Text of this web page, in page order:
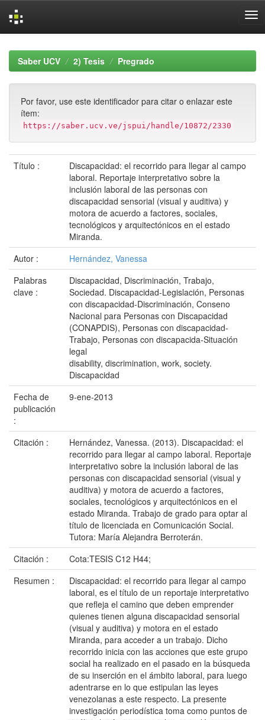
navigationSaber UCV 2) Tesis Pregrado
Por favor, use este identificador para citar o enlazar este
ítem:
https://saber.ucv.ve/jspui/handle/10872/2330
Título :
Discapacidad: el recorrido para llegar al campo
laboral. Reportaje interpretativo sobre la
inclusión laboral de las personas con
discapacidad sensorial (visual y auditiva) y
motora de acuerdo a factores, sociales,
tecnológicos y arquitectónicos en el estado
Miranda.
Autor :
Hernández, Vanessa
Palabras
clave :
Discapacidad, Discriminación, Trabajo,
Sociedad. Discapacidad-Legislación, Personas
con discapacidad-Discriminación, Conseno
Nacional para Personas con Discapacidad
(CONAPDIS), Personas con discapacidad-
Trabajo, Personas con discapacida-Situación
legal
disability, discrimination, work, society.
Discapacidad
Fecha de
publicación
:
9-ene-2013
Citación :
Hernández, Vanessa. (2013). Discapacidad: el
recorrido para llegar al campo laboral. Reportaje
interpretativo sobre la inclusión laboral de las
personas con discapacidad sensorial (visual y
auditiva) y motora de acuerdo a factores,
sociales, tecnológicos y arquitectónicos en el
estado Miranda. Trabajo de grado para optar al
título de licenciada en Comunicación Social.
Tutora: María Alejandra Berroterán.
Citación :
Cota:TESIS C12 H44;
Resumen :
Discapacidad: el recorrido para llegar al campo
laboral, es el título de un reportaje interpretativo
que refleja el camino que deben emprender
quienes tienen alguna discapacidad sensorial
(visual y auditiva) y motora en el estado
Miranda, para acceder a un trabajo. Dicho
recorrido inicia con las acciones que este grupo
social ha realizado en el pasado en la búsqueda
de su inserción en el ámbito laboral, para luego
adentrarse en lo que estipulan las leyes
venezolanas a este respecto. La presente
investigación periodística toma como puntos de